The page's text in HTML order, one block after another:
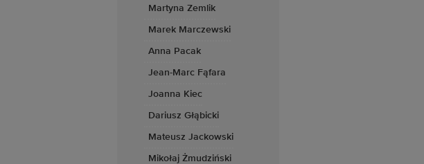
Martyna Zemlik
Marek Marczewski
Anna Pacak
Jean-Marc Fąfara
Joanna Kiec
Dariusz Głąbicki
Mateusz Jackowski
Mikołaj Żmudziński